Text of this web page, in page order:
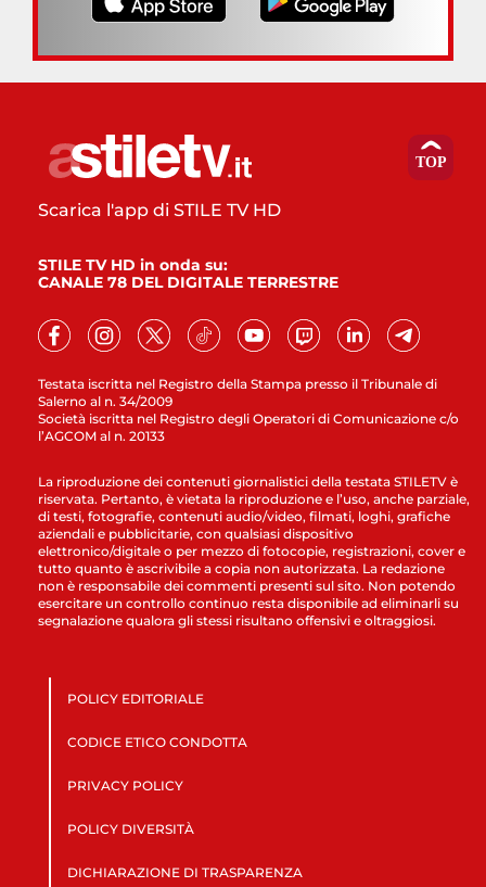
Testata iscritta nel Registro della Stampa presso il Tribunale di
Salerno al n. 34/2009
Società iscritta nel Registro degli Operatori di Comunicazione c/o
l’AGCOM al n. 20133
Scarica l'app di STILE TV HD
STILE TV HD in onda su:
CANALE 78 DEL DIGITALE TERRESTRE
La riproduzione dei contenuti giornalistici della testata STILETV è
riservata. Pertanto, è vietata la riproduzione e l’uso, anche parziale,
di testi, fotografie, contenuti audio/video, filmati, loghi, grafiche
aziendali e pubblicitarie, con qualsiasi dispositivo
elettronico/digitale o per mezzo di fotocopie, registrazioni, cover e
tutto quanto è ascrivibile a copia non autorizzata. La redazione
non è responsabile dei commenti presenti sul sito. Non potendo
esercitare un controllo continuo resta disponibile ad eliminarli su
segnalazione qualora gli stessi risultano offensivi e oltraggiosi.
POLICY EDITORIALE
CODICE ETICO CONDOTTA
PRIVACY POLICY
POLICY DIVERSITÀ
DICHIARAZIONE DI TRASPARENZA